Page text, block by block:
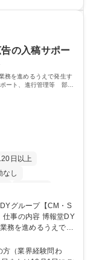
手続き等の労務サ
点運営に関わる管理
は充実しているとと
の入稿サポー
務を進めるうえで発生す
ート、進行管理等 部内
日以上
なし
務を進めるうえで発
告の入稿サポー
ます。 ◆得意
方（業界経験問わ